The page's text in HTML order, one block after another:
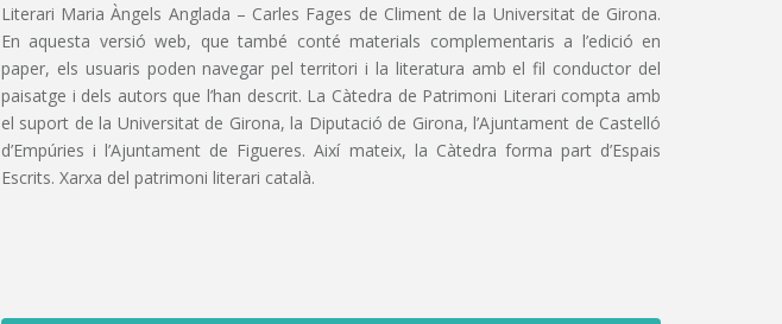
Literari Maria Àngels Anglada – Carles Fages de Climent de la Universitat de Girona.
En aquesta versió web, que també conté materials complementaris a l’edició en
paper, els usuaris poden navegar pel territori i la literatura amb el fil conductor del
paisatge i dels autors que l’han descrit. La Càtedra de Patrimoni Literari compta amb
el suport de la Universitat de Girona, la Diputació de Girona, l’Ajuntament de Castelló
d’Empúries i l’Ajuntament de Figueres. Així mateix, la Càtedra forma part d’Espais
Escrits. Xarxa del patrimoni literari català.